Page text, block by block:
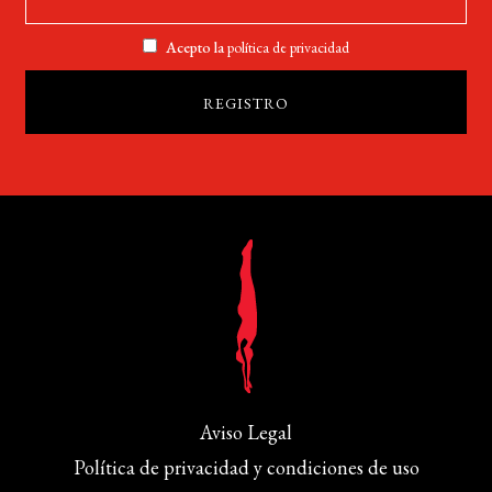
Acepto lapolítica de privacidad
Aviso Legal
Política de privacidad y condiciones de uso